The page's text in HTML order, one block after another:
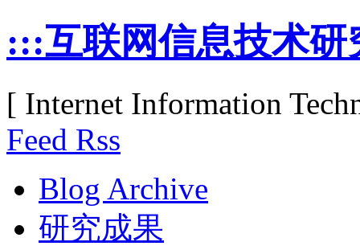
:::互联网信息技术
[ Internet Information
Feed Rss
Blog Archive
研究成果